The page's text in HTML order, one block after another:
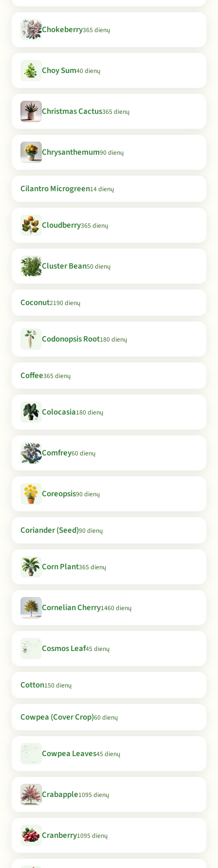
Chokeberry365 dienų
Choy Sum40 dienų
Christmas Cactus365 dienų
Chrysanthemum90 dienų
Cilantro Microgreen14 dienų
Cloudberry365 dienų
Cluster Bean50 dienų
Coconut2190 dienų
Codonopsis Root180 dienų
Coffee365 dienų
Colocasia180 dienų
Comfrey60 dienų
Coreopsis90 dienų
Coriander (Seed)90 dienų
Corn Plant365 dienų
Cornelian Cherry1460 dienų
Cosmos Leaf45 dienų
Cotton150 dienų
Cowpea (Cover Crop)60 dienų
Cowpea Leaves45 dienų
Crabapple1095 dienų
Cranberry1095 dienų